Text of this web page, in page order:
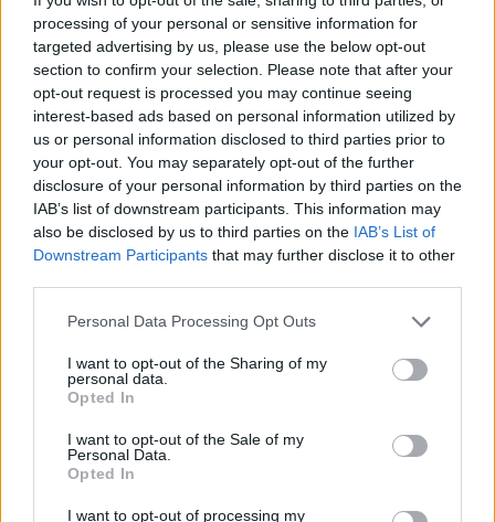
processing of your personal or sensitive information for
targeted advertising by us, please use the below opt-out
section to confirm your selection. Please note that after your
opt-out request is processed you may continue seeing
interest-based ads based on personal information utilized by
us or personal information disclosed to third parties prior to
your opt-out. You may separately opt-out of the further
disclosure of your personal information by third parties on the
IAB’s list of downstream participants. This information may
also be disclosed by us to third parties on the IAB’s List of
Downstream Participants that may further disclose it to other
Personal Data Processing Opt Outs
I want to opt-out of the Sharing of my
personal data.
Opted In
I want to opt-out of the Sale of my
Personal Data.
Opted In
I want to opt-out of processing my
Παιχνίδι από παντού στη Novibet με το
νέο Mobile App
24
Ντιναμό Σάσσαρι-Παναθηναϊκός ΟΠΑΠ
Ντιναμό Σάσαρι
COMMENTS